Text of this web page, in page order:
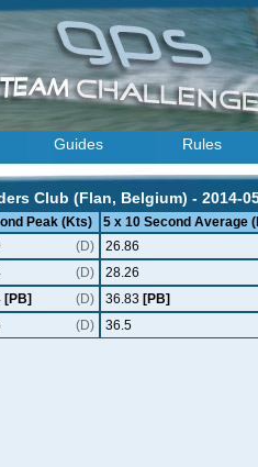
Guides Rules
Club (Flan, Belgium) - 2014-
Peak (Kts)
5 x 10 Second Average
(D)
26.86
(D)
28.26
[PB] (D) 36.83 [PB]
(D)
36.5